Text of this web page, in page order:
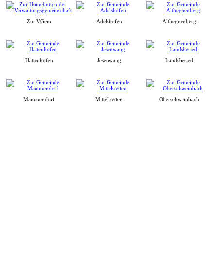
Zur VGem Adelshofen Althegnenberg
Hattenhofen Jesenwang Landsberied
Mammendorf Mittelstetten Oberschweinbach